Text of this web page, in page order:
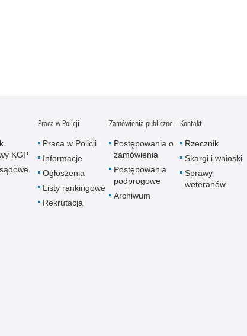
KGP
Praca w Policji
Praca w Policji
Informacje
Ogłoszenia
Listy rankingowe
Rekrutacja
Zamówienia publiczne
Postępowania o
zamówienia
Postępowania
podprogowe
Archiwum
Kontakt
Rzecznik
Skargi i wnioski
Sprawy
weteranów